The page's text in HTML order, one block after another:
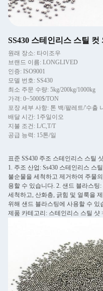
SS430 스테인리스 스틸 컷
원래 장소: 타이조우
브랜드 이름: LONGLIVED
인증: ISO9001
모델 번호: SS430
최소 주문 수량: 5kg/200kg/1000kg
가격: 0~5000$/TON
포장 세부 사항: 톤 백/팔레트/'수출
배달 시간: 1주일이오
지불 조건: L/C,T/T
공급 능력: 15톤/일
표준 SS430 주조 스테인리스 스틸
1. 주조 산업: Ss430 스테인리스 스
불순물을 세척하고 제거하여 주물
용할 수 있습니다. 2. 샌드 블라스팅
세척하고, 산화층, 긁힘 및 얼룩을
위해 샌드 블라스팅에 사용할 수 있
제품 카테고리: 스테인리스 스틸 샷